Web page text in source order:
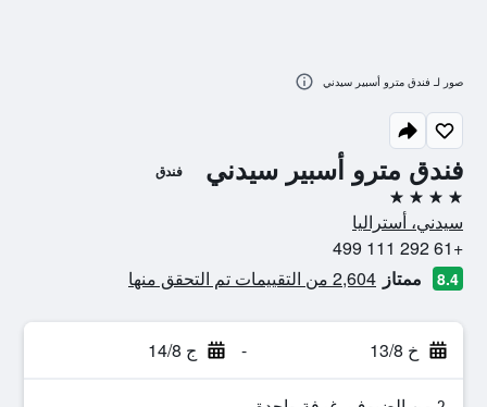
فندق مترو أسبير سيدني فندق
4 نجوم
سيدني، أستراليا
+61 292 111 499
8.4 ممتاز 2,604 من التقييمات تم التحقق منها
خ 13/8 - ج 14/8
صور لـ فندق مترو أسبير سيدني